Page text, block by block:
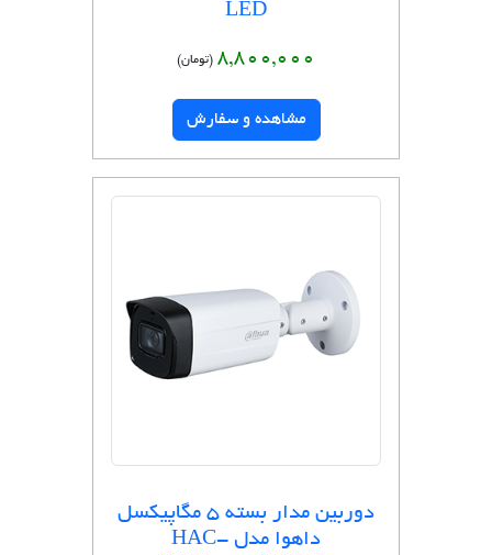
LED
8,800,000 (تومان)
مشاهده و سفارش
دوربین مدار بسته 5 مگاپیکسل
داهوا مدل HAC-